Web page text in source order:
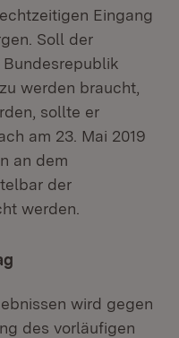
Eingang
Soll der
werden braucht,
sollte er
am 23. Mai 2019
an dem
der
werden.
wird gegen
des vorläufigen